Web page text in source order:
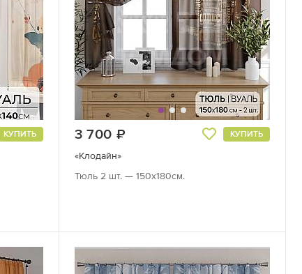
КУПИТЬ 3 700 КУПИТЬ
«Клодайн»
Тюль 2 шт. — 150х180см.